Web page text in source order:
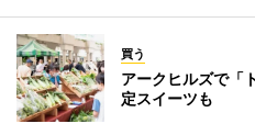
買う
アークヒルズで「
定スイーツも